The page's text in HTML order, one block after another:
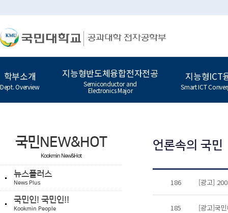
학부소개
Dept. Overview
지능형반도체융합전자전공
Semiconductor and
Electronics Major
지능형ICT
Smart ICT
국민NEW&HOT
Kookmin New&Hot
뉴스플러스
News Plus
국민인! 국민인!!
Kookmin People
언론속의 국민
186 [광고]
185 [광고]국